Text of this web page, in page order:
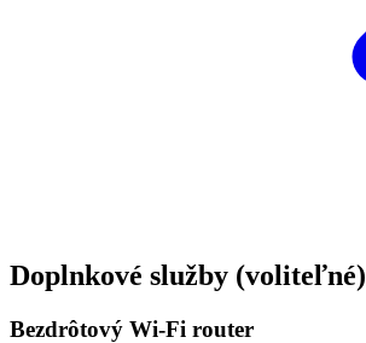
Doplnkové služby (voliteľné)
Bezdrôtový Wi-Fi router